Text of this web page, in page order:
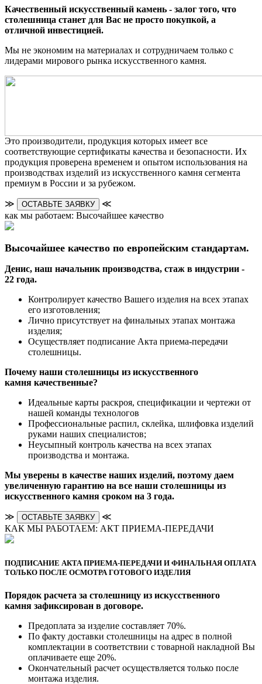
Качественный искусственный камень - залог того, что
столешница станет для Вас не просто покупкой, а
отличной инвестицией.
Мы не экономим на материалах и сотрудничаем только с
лидерами мирового рынка искусственного камня.
Это производители, продукция которых имеет все
соответствующие сертификаты качества и безопасности. Их
продукция проверена временем и опытом использования на
производствах изделий из искусственного камня сегмента
премиум в России и за рубежом.
≫ ОСТАВЬТЕ ЗАЯВКУ
≪
как мы работаем: Высочайшее качество
Высочайшее качество по европейским стандартам.
Денис, наш начальник производства, стаж в индустрии -
22 года.
Контролирует качество Вашего изделия на всех этапах
его изготовления;
Лично присутствует на финальных этапах монтажа
изделия;
Осуществляет подписание Акта приема-передачи
столешницы.
Почему наши столешницы из искусственного
камня качественные?
Идеальные карты раскроя, спецификации и чертежи от
нашей команды технологов
Профессиональные распил, склейка, шлифовка изделий
руками наших специалистов;
Неусыпный контроль качества на всех этапах
производства и монтажа.
Мы уверены в качестве наших изделий, поэтому даем
увеличенную гарантию на все наши столешницы из
искусственного камня сроком на 3 года.
≫ ОСТАВЬТЕ ЗАЯВКУ
≪
КАК МЫ РАБОТАЕМ: АКТ ПРИЕМА-ПЕРЕДАЧИ
ПОДПИСАНИЕ АКТА ПРИЕМА-ПЕРЕДАЧИ И ФИНАЛЬНАЯ ОПЛАТА
ТОЛЬКО ПОСЛЕ ОСМОТРА ГОТОВОГО ИЗДЕЛИЯ
Порядок расчета за столешницу из искусственного
камня зафиксирован в договоре.
Предоплата за изделие составляет 70%.
По факту доставки столешницы на адрес в полной
комплектации в соответствии с товарной накладной Вы
оплачиваете еще 20%.
Окончательный расчет осуществляется только после
монтажа изделия.